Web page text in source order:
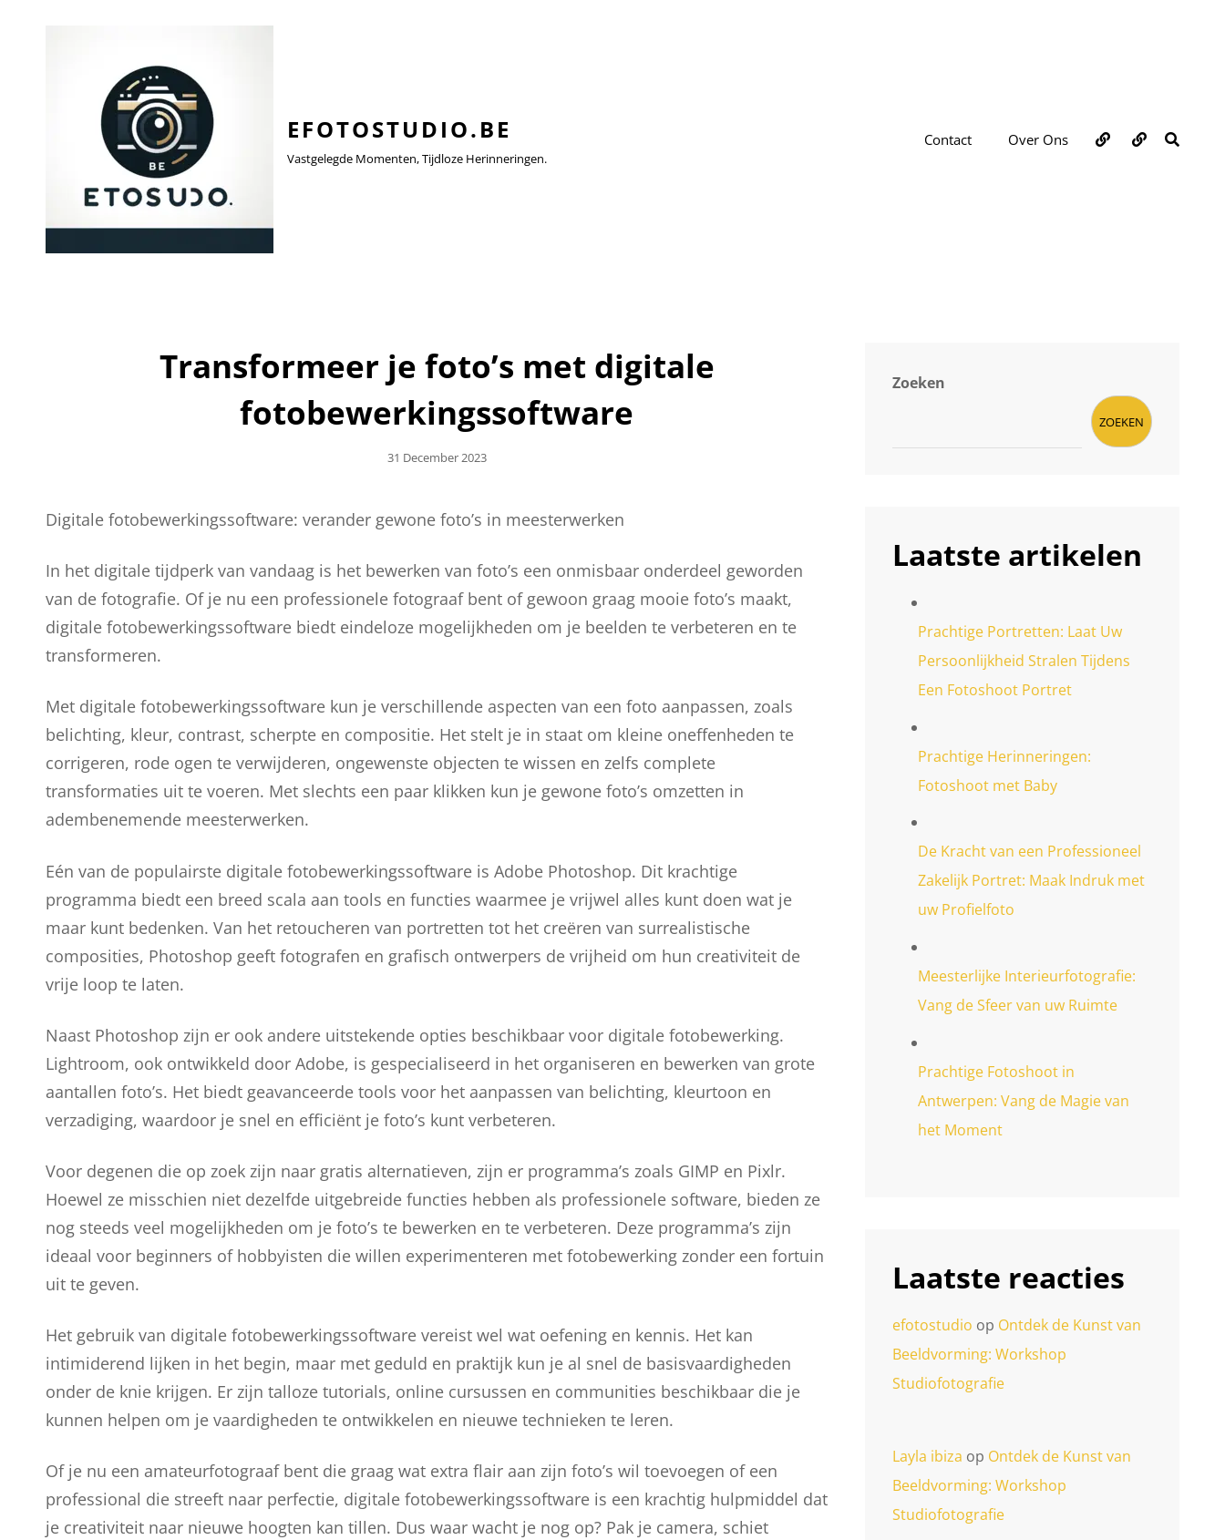
EFOTOSTUDIO.BE
Vastgelegde Momenten, Tijdloze Herinneringen.
Contact Over Ons Over
ons
Contact
Transformeer je foto’s met digitale
fotobewerkingssoftware
Geplaatst
31 December 2023
Digitale fotobewerkingssoftware: verander gewone foto’s in meesterwerken
In het digitale tijdperk van vandaag is het bewerken van foto’s een onmisbaar onderdeel geworden
van de fotografie. Of je nu een professionele fotograaf bent of gewoon graag mooie foto’s maakt,
digitale fotobewerkingssoftware biedt eindeloze mogelijkheden om je beelden te verbeteren en te
transformeren.
Met digitale fotobewerkingssoftware kun je verschillende aspecten van een foto aanpassen, zoals
belichting, kleur, contrast, scherpte en compositie. Het stelt je in staat om kleine oneffenheden te
corrigeren, rode ogen te verwijderen, ongewenste objecten te wissen en zelfs complete
transformaties uit te voeren. Met slechts een paar klikken kun je gewone foto’s omzetten in
adembenemende meesterwerken.
Eén van de populairste digitale fotobewerkingssoftware is Adobe Photoshop. Dit krachtige
programma biedt een breed scala aan tools en functies waarmee je vrijwel alles kunt doen wat je
maar kunt bedenken. Van het retoucheren van portretten tot het creëren van surrealistische
composities, Photoshop geeft fotografen en grafisch ontwerpers de vrijheid om hun creativiteit de
vrije loop te laten.
Naast Photoshop zijn er ook andere uitstekende opties beschikbaar voor digitale fotobewerking.
Lightroom, ook ontwikkeld door Adobe, is gespecialiseerd in het organiseren en bewerken van grote
aantallen foto’s. Het biedt geavanceerde tools voor het aanpassen van belichting, kleurtoon en
verzadiging, waardoor je snel en efficiënt je foto’s kunt verbeteren.
Voor degenen die op zoek zijn naar gratis alternatieven, zijn er programma’s zoals GIMP en Pixlr.
Hoewel ze misschien niet dezelfde uitgebreide functies hebben als professionele software, bieden ze
nog steeds veel mogelijkheden om je foto’s te bewerken en te verbeteren. Deze programma’s zijn
ideaal voor beginners of hobbyisten die willen experimenteren met fotobewerking zonder een fortuin
uit te geven.
Het gebruik van digitale fotobewerkingssoftware vereist wel wat oefening en kennis. Het kan
intimiderend lijken in het begin, maar met geduld en praktijk kun je al snel de basisvaardigheden
onder de knie krijgen. Er zijn talloze tutorials, online cursussen en communities beschikbaar die je
kunnen helpen om je vaardigheden te ontwikkelen en nieuwe technieken te leren.
Of je nu een amateurfotograaf bent die graag wat extra flair aan zijn foto’s wil toevoegen of een
professional die streeft naar perfectie, digitale fotobewerkingssoftware is een krachtig hulpmiddel dat
je creativiteit naar nieuwe hoogten kan tillen. Dus waar wacht je nog op? Pak je camera, schiet
Zoeken
ZOEKEN
Laatste artikelen
Prachtige Portretten: Laat Uw
Persoonlijkheid Stralen Tijdens
Een Fotoshoot Portret
Prachtige Herinneringen:
Fotoshoot met Baby
De Kracht van een Professioneel
Zakelijk Portret: Maak Indruk met
uw Profielfoto
Meesterlijke Interieurfotografie:
Vang de Sfeer van uw Ruimte
Prachtige Fotoshoot in
Antwerpen: Vang de Magie van
het Moment
Laatste reacties
efotostudio op Ontdek de Kunst van
Beeldvorming: Workshop
Studiofotografie
Layla ibiza op Ontdek de Kunst van
Beeldvorming: Workshop
Studiofotografie